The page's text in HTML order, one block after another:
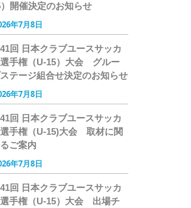
開催決定のお知らせ
年7月8日
回 日本クラブユースサッカ
手権（U-15）大会 グルー
テージ組合せ決定のお知らせ
年7月8日
回 日本クラブユースサッカ
手権（U-15)大会 取材に関
ご案内
年7月8日
回 日本クラブユースサッカ
手権（U-15）大会 出場チ